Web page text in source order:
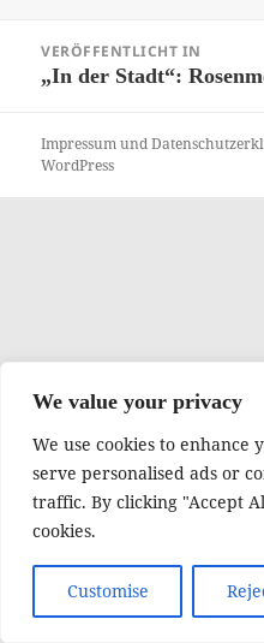
We value your privacy
We use cookies to
serve personalised ads or
traffic. By clicking "Accept
cookies.
Customise
VERÖFFENTLICHT IN
„In der Stadt“:
Impressum und
WordPress